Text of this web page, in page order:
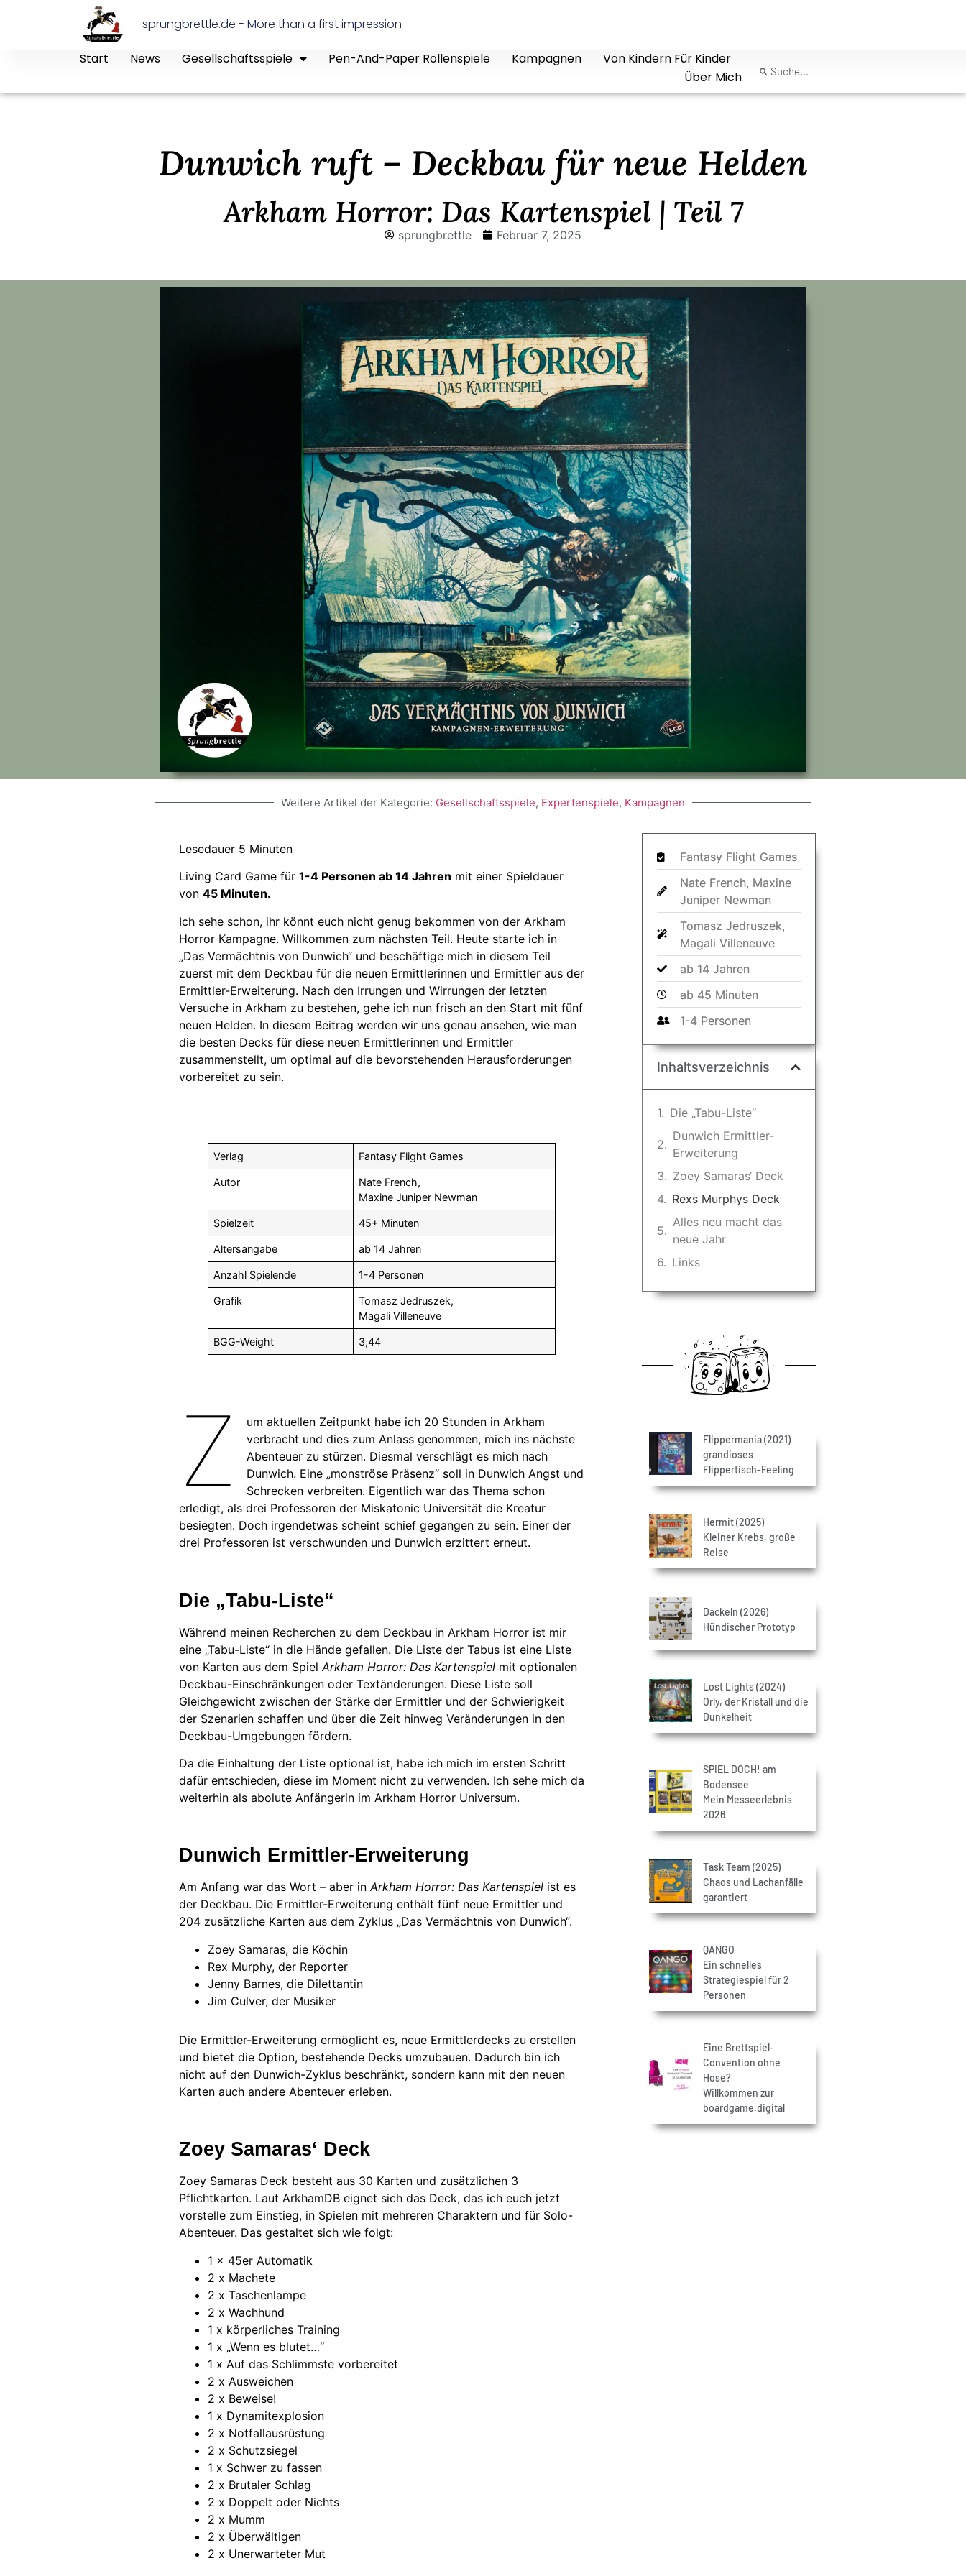
sprungbrettle.de - More than a first impression
Start News Gesellschaftsspiele Pen-And-Paper Rollenspiele Kampagnen
Von Kindern Für Kinder
Über Mich
Dunwich ruft – Deckbau für neue Helden
Arkham Horror: Das Kartenspiel | Teil 7
sprungbrettle Februar 7, 2025
Weitere Artikel der Kategorie: Gesellschaftsspiele, Expertenspiele, Kampagnen
Lesedauer 5 Minuten
Living Card Game für 1-4 Personen ab 14 Jahren mit einer Spieldauer
von 45 Minuten.
Ich sehe schon, ihr könnt euch nicht genug bekommen von der Arkham
Horror Kampagne. Willkommen zum nächsten Teil. Heute starte ich in
„Das Vermächtnis von Dunwich“ und beschäftige mich in diesem Teil
zuerst mit dem Deckbau für die neuen Ermittlerinnen und Ermittler aus der
Ermittler-Erweiterung. Nach den Irrungen und Wirrungen der letzten
Versuche in Arkham zu bestehen, gehe ich nun frisch an den Start mit fünf
neuen Helden. In diesem Beitrag werden wir uns genau ansehen, wie man
die besten Decks für diese neuen Ermittlerinnen und Ermittler
zusammenstellt, um optimal auf die bevorstehenden Herausforderungen
vorbereitet zu sein.
Verlag Fantasy Flight Games
Autor
Nate French,
Maxine Juniper Newman
Spielzeit 45+ Minuten
Altersangabe ab 14 Jahren
Anzahl Spielende 1-4 Personen
Grafik
Tomasz Jedruszek,
Magali Villeneuve
BGG-Weight 3,44
Z
um aktuellen Zeitpunkt habe ich 20 Stunden in Arkham
verbracht und dies zum Anlass genommen, mich ins nächste
Abenteuer zu stürzen. Diesmal verschlägt es mich nach
Dunwich. Eine „monströse Präsenz“ soll in Dunwich Angst und
Schrecken verbreiten. Eigentlich war das Thema schon
erledigt, als drei Professoren der Miskatonic Universität die Kreatur
besiegten. Doch irgendetwas scheint schief gegangen zu sein. Einer der
drei Professoren ist verschwunden und Dunwich erzittert erneut.
Die „Tabu-Liste“
Während meinen Recherchen zu dem Deckbau in Arkham Horror ist mir
eine „Tabu-Liste“ in die Hände gefallen. Die Liste der Tabus ist eine Liste
von Karten aus dem Spiel Arkham Horror: Das Kartenspielmit optionalen
Deckbau-Einschränkungen oder Textänderungen. Diese Liste soll
Gleichgewicht zwischen der Stärke der Ermittler und der Schwierigkeit
der Szenarien schaffen und über die Zeit hinweg Veränderungen in den
Deckbau-Umgebungen fördern.
Da die Einhaltung der Liste optional ist, habe ich mich im ersten Schritt
dafür entschieden, diese im Moment nicht zu verwenden. Ich sehe mich da
weiterhin als abolute Anfängerin im Arkham Horror Universum.
Dunwich Ermittler-Erweiterung
Am Anfang war das Wort – aber inArkham Horror: Das Kartenspielist es
der Deckbau. Die Ermittler-Erweiterung enthält fünf neue Ermittler und
204 zusätzliche Karten aus dem Zyklus „Das Vermächtnis von Dunwich“.
Zoey Samaras, die Köchin
Rex Murphy, der Reporter
Jenny Barnes, die Dilettantin
Jim Culver, der Musiker
Die Ermittler-Erweiterung ermöglicht es, neue Ermittlerdecks zu erstellen
und bietet die Option, bestehende Decks umzubauen. Dadurch bin ich
nicht auf den Dunwich-Zyklus beschränkt, sondern kann mit den neuen
Karten auch andere Abenteuer erleben.
Zoey Samaras‘ Deck
Zoey Samaras Deck besteht aus 30 Karten und zusätzlichen 3
Pflichtkarten. Laut ArkhamDB eignet sich das Deck, das ich euch jetzt
vorstelle zum Einstieg, in Spielen mit mehreren Charaktern und für Solo-
Abenteuer. Das gestaltet sich wie folgt:
1 x 45er Automatik
2 x Machete
2 x Taschenlampe
2 x Wachhund
1 x körperliches Training
1 x „Wenn es blutet…“
1 x Auf das Schlimmste vorbereitet
2 x Ausweichen
2 x Beweise!
1 x Dynamitexplosion
2 x Notfallausrüstung
2 x Schutzsiegel
1 x Schwer zu fassen
2 x Brutaler Schlag
2 x Doppelt oder Nichts
2 x Mumm
2 x Überwältigen
2 x Unerwarteter Mut
Fantasy Flight Games
Nate French, Maxine
Juniper Newman
Tomasz Jedruszek,
Magali Villeneuve
ab 14 Jahren
ab 45 Minuten
1-4 Personen
Inhaltsverzeichnis
Die „Tabu-Liste“
Dunwich Ermittler-
Erweiterung
Zoey Samaras‘ Deck
Rexs Murphys Deck
Alles neu macht das
neue Jahr
Links
Flippermania (2021)
grandioses
Flippertisch-Feeling
Hermit (2025)
Kleiner Krebs, große
Reise
Dackeln (2026)
Hündischer Prototyp
Lost Lights (2024)
Orly, der Kristall und die
Dunkelheit
SPIEL DOCH! am
Bodensee
Mein Messeerlebnis
2026
Task Team (2025)
Chaos und Lachanfälle
garantiert
QANGO
Ein schnelles
Strategiespiel für 2
Personen
Eine Brettspiel-
Convention ohne
Hose?
Willkommen zur
boardgame.digital